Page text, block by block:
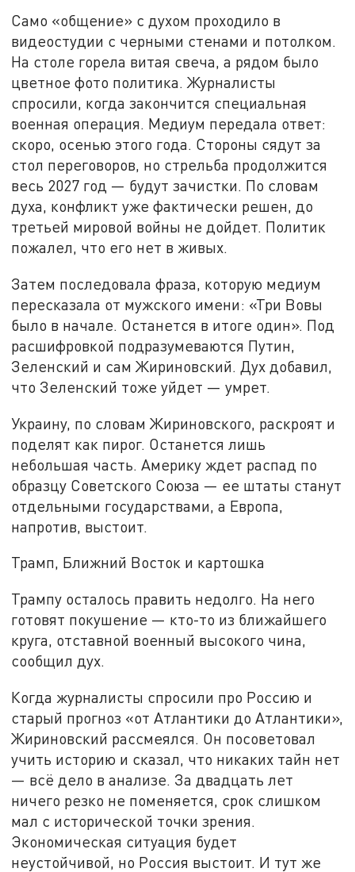
Само «общение» с духом проходило в
видеостудии с черными стенами и потолком.
На столе горела витая свеча, а рядом было
цветное фото политика. Журналисты
спросили, когда закончится специальная
военная операция. Медиум передала ответ:
скоро, осенью этого года. Стороны сядут за
стол переговоров, но стрельба продолжится
весь 2027 год — будут зачистки. По словам
духа, конфликт уже фактически решен, до
третьей мировой войны не дойдет. Политик
пожалел, что его нет в живых.
Затем последовала фраза, которую медиум
пересказала от мужского имени: «Три Вовы
было в начале. Останется в итоге один». Под
расшифровкой подразумеваются Путин,
Зеленский и сам Жириновский. Дух добавил,
что Зеленский тоже уйдет — умрет.
Украину, по словам Жириновского, раскроят и
поделят как пирог. Останется лишь
небольшая часть. Америку ждет распад по
образцу Советского Союза — ее штаты станут
отдельными государствами, а Европа,
напротив, выстоит.
Трамп, Ближний Восток и картошка
Трампу осталось править недолго. На него
готовят покушение — кто-то из ближайшего
круга, отставной военный высокого чина,
сообщил дух.
Когда журналисты спросили про Россию и
старый прогноз «от Атлантики до Атлантики»,
Жириновский рассмеялся. Он посоветовал
учить историю и сказал, что никаких тайн нет
— всё дело в анализе. За двадцать лет
ничего резко не поменяется, срок слишком
мал с исторической точки зрения.
Экономическая ситуация будет
неустойчивой, но Россия выстоит. И тут же